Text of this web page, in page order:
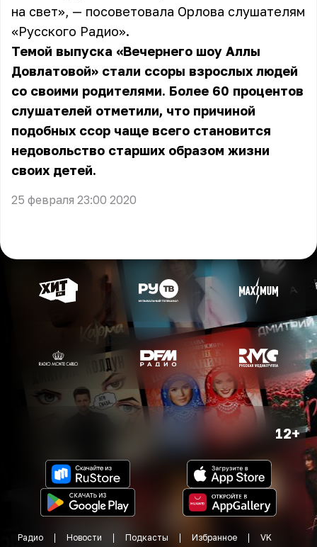
на свет», — посоветовала Орлова слушателям
«Русского Радио».
Темой выпуска «Вечернего шоу Аллы
Довлатовой» стали ссоры взрослых людей
со своими родителями. Более 60 процентов
слушателей отметили, что причиной
подобных ссор чаще всего становится
недовольство старших образом жизни
своих детей.
25 февраля 23:00 2020
12+
Радио Новости Подкасты Избранное VK